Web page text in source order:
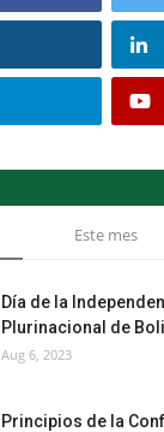
Este mes
Día de la
Plurinacional de
Aug 6, 2023
Principios de la